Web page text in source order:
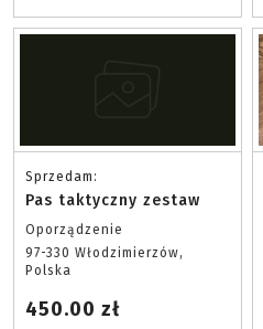
Sprzedam:
Pas taktyczny zestaw
Oporządzenie
97-330 Włodzimierzów,
Polska
450.00 zł